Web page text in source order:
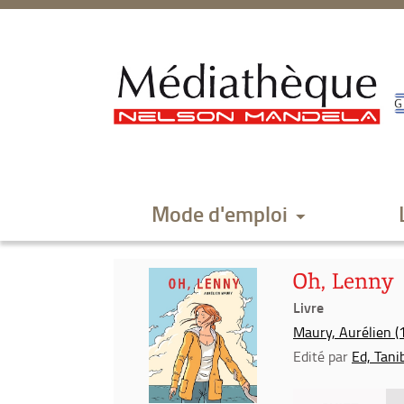
recherche
Mode d'emploi
Oh, Lenny
Livre
Maury, Aurélien
Edité par Ed,